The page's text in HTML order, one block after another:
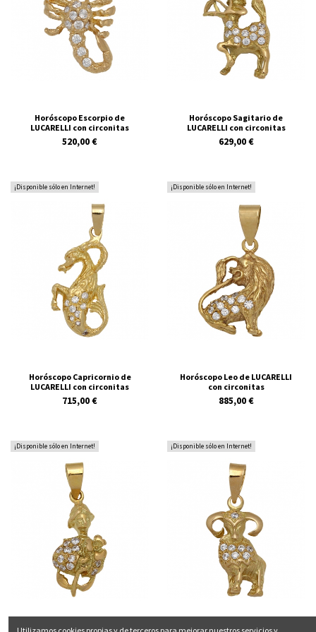
Horóscopo Escorpio de
LUCARELLI con circonitas
520,00 €
Horóscopo Sagitario de
LUCARELLI con circonitas
629,00 €
¡Disponible sólo en Internet!
Horóscopo Capricornio de
LUCARELLI con circonitas
715,00 €
¡Disponible sólo en Internet!
Horóscopo Leo de LUCARELLI
con circonitas
885,00 €
¡Disponible sólo en Internet! ¡Disponible sólo en Internet!